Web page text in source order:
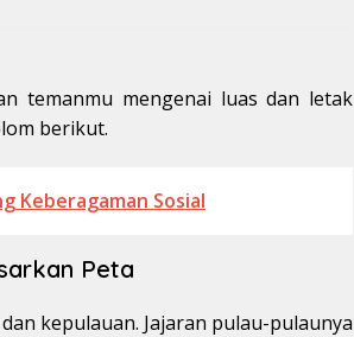
temanmu mengenai luas dan letak
berikut.
Keberagaman Sosial
Peta
kepulauan. Jajaran pulau-pulaunya